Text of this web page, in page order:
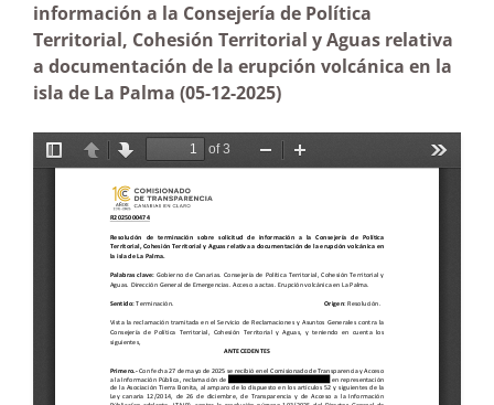
información a la Consejería de Política
Territorial, Cohesión Territorial y Aguas relativa
a documentación de la erupción volcánica en la
isla de La Palma (05-12-2025)